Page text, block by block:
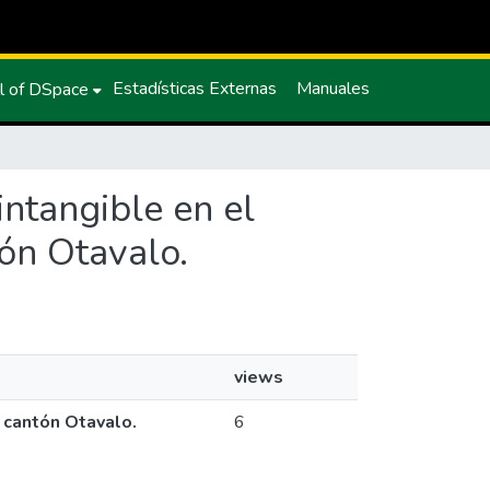
of DSpace Estadísticas Externas Manuales
en el
Otavalo.
views
Otavalo.
6